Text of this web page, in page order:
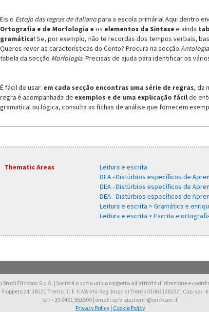
Eis o Estojo das regras de italianopara a escola primária! Aqui dentro
Ortografia e de Morfologia e os elementos da Sintaxe e ainda
gramática! Se, por exemplo, não te recordas dos tempos verbais,
Queres rever as características do Conto? Procura na secção Antologia
tabela da secção Morfologia. Precisas de ajuda para identificar os
É fácil de usar: em cada secção encontras uma série de regras, da
regra é acompanhada de exemplos e de uma explicação fácilde
gramatical ou lógica, consulta as fichas de análise que fornecem
Thematic Areas
Leitura e escrita
DEA - Distúrbios específicos de
DEA - Distúrbios específicos de
DEA - Distúrbios específicos de
Leitura e escrita > Gramática e
Leitura e escrita > Escrita e
Studi Erickson S.p.A. | Società a socio unico soggetta all’attività di direzione e
24, 38121 Trento | C.F. P.IVA e N. Reg. Impr. di Trento 01063120222 | Cap. soc.
tel: +39 0461 951500 | email: servizioclienti@erickson.it
Privacy Policy| Cookie Policy